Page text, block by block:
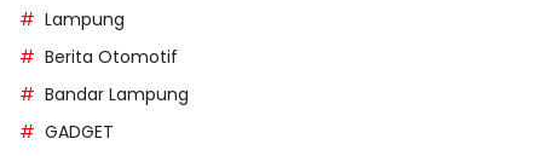
Lampung
Berita Otomotif
Bandar Lampung
GADGET